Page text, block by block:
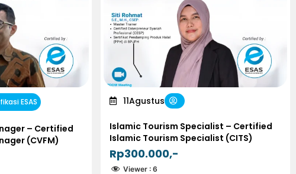
ESAS
– Certified
(CVFM)
11Agustus
Islamic Tourism Specialist – Certified
Islamic Tourism Specialist (CITS)
Rp300.000,-
Viewer : 6